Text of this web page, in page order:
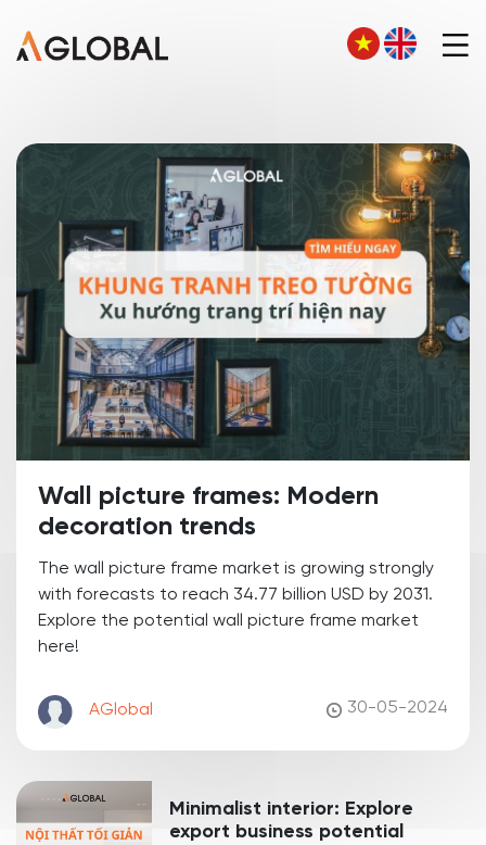
Wall picture frames: Modern
decoration trends
The wall picture frame market is growing strongly
with forecasts to reach 34.77 billion USD by 2031.
Explore the potential wall picture frame market
here!
AGlobal 30-05-2024
Minimalist interior: Explore
export business potential